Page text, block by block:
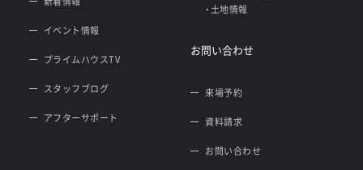
イベント情報
プライムハウスTV
スタッフブログ
アフターサポート
・土地情報
お問い合わせ
来場予約
資料請求
お問い合わせ